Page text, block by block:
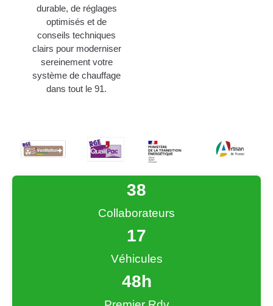
durable, de réglages
optimisés et de
conseils techniques
clairs pour moderniser
sereinement votre
système de chauffage
dans tout le 91.
Collaborateurs
38
Véhicules
17
48h